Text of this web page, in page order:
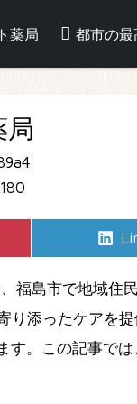
薬局 都市の最
局
福島市で地域住
添ったケアを
。この記事で